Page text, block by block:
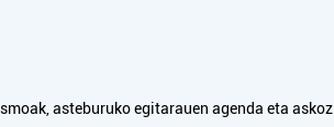
asteburuko egitarauen agenda eta askoz